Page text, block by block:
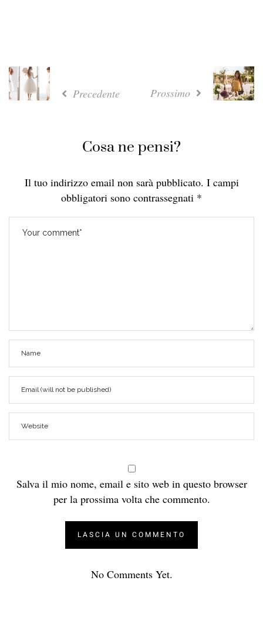
Precedente Prossimo
Cosa ne pensi?
Il tuo indirizzo email non sarà pubblicato. I campi
obbligatori sono contrassegnati *
Salva il mio nome, email e sito web in questo browser
per la prossima volta che commento.
No Comments Yet.